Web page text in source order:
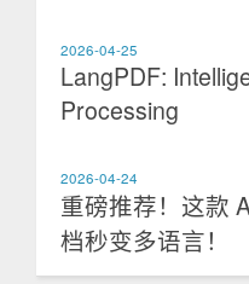
2026-04-25
LangPDF:
Processing
2026-04-24
重磅推荐！这款
档秒变多语言！